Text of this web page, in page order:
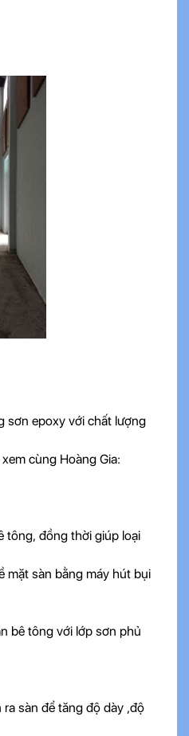
sơn epoxy với chất lượng
cùng Hoàng Gia:
tông, đồng thời giúp loại
mặt sàn bằng máy hút bụi
bê tông với lớp sơn phủ
sàn để tăng độ dày ,độ